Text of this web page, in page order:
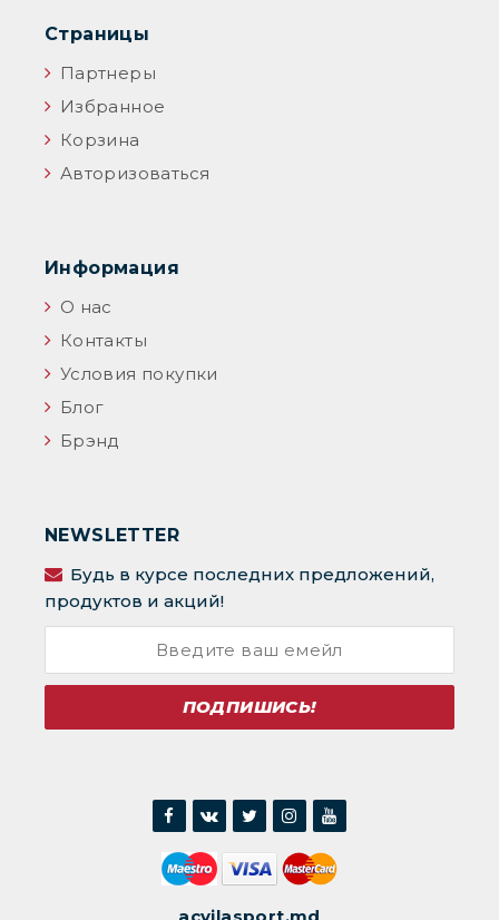
Страницы
Партнеры
Избранное
Корзина
Авторизоваться
Информация
О нас
Контакты
Условия покупки
Блог
Брэнд
NEWSLETTER
Будь в курсе последних предложений,
продуктов и акций!
ПОДПИШИСЬ!